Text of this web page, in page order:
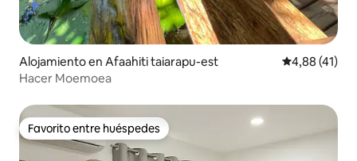
Alojamiento en Afaahiti taiarapu-est Calificación
4,88 (41)
Hacer Moemoea
Favorito entre huéspedes
Favorito entre huéspedes